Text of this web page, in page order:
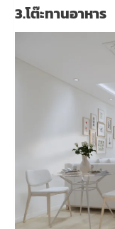
3.โต๊ะทานอาหาร